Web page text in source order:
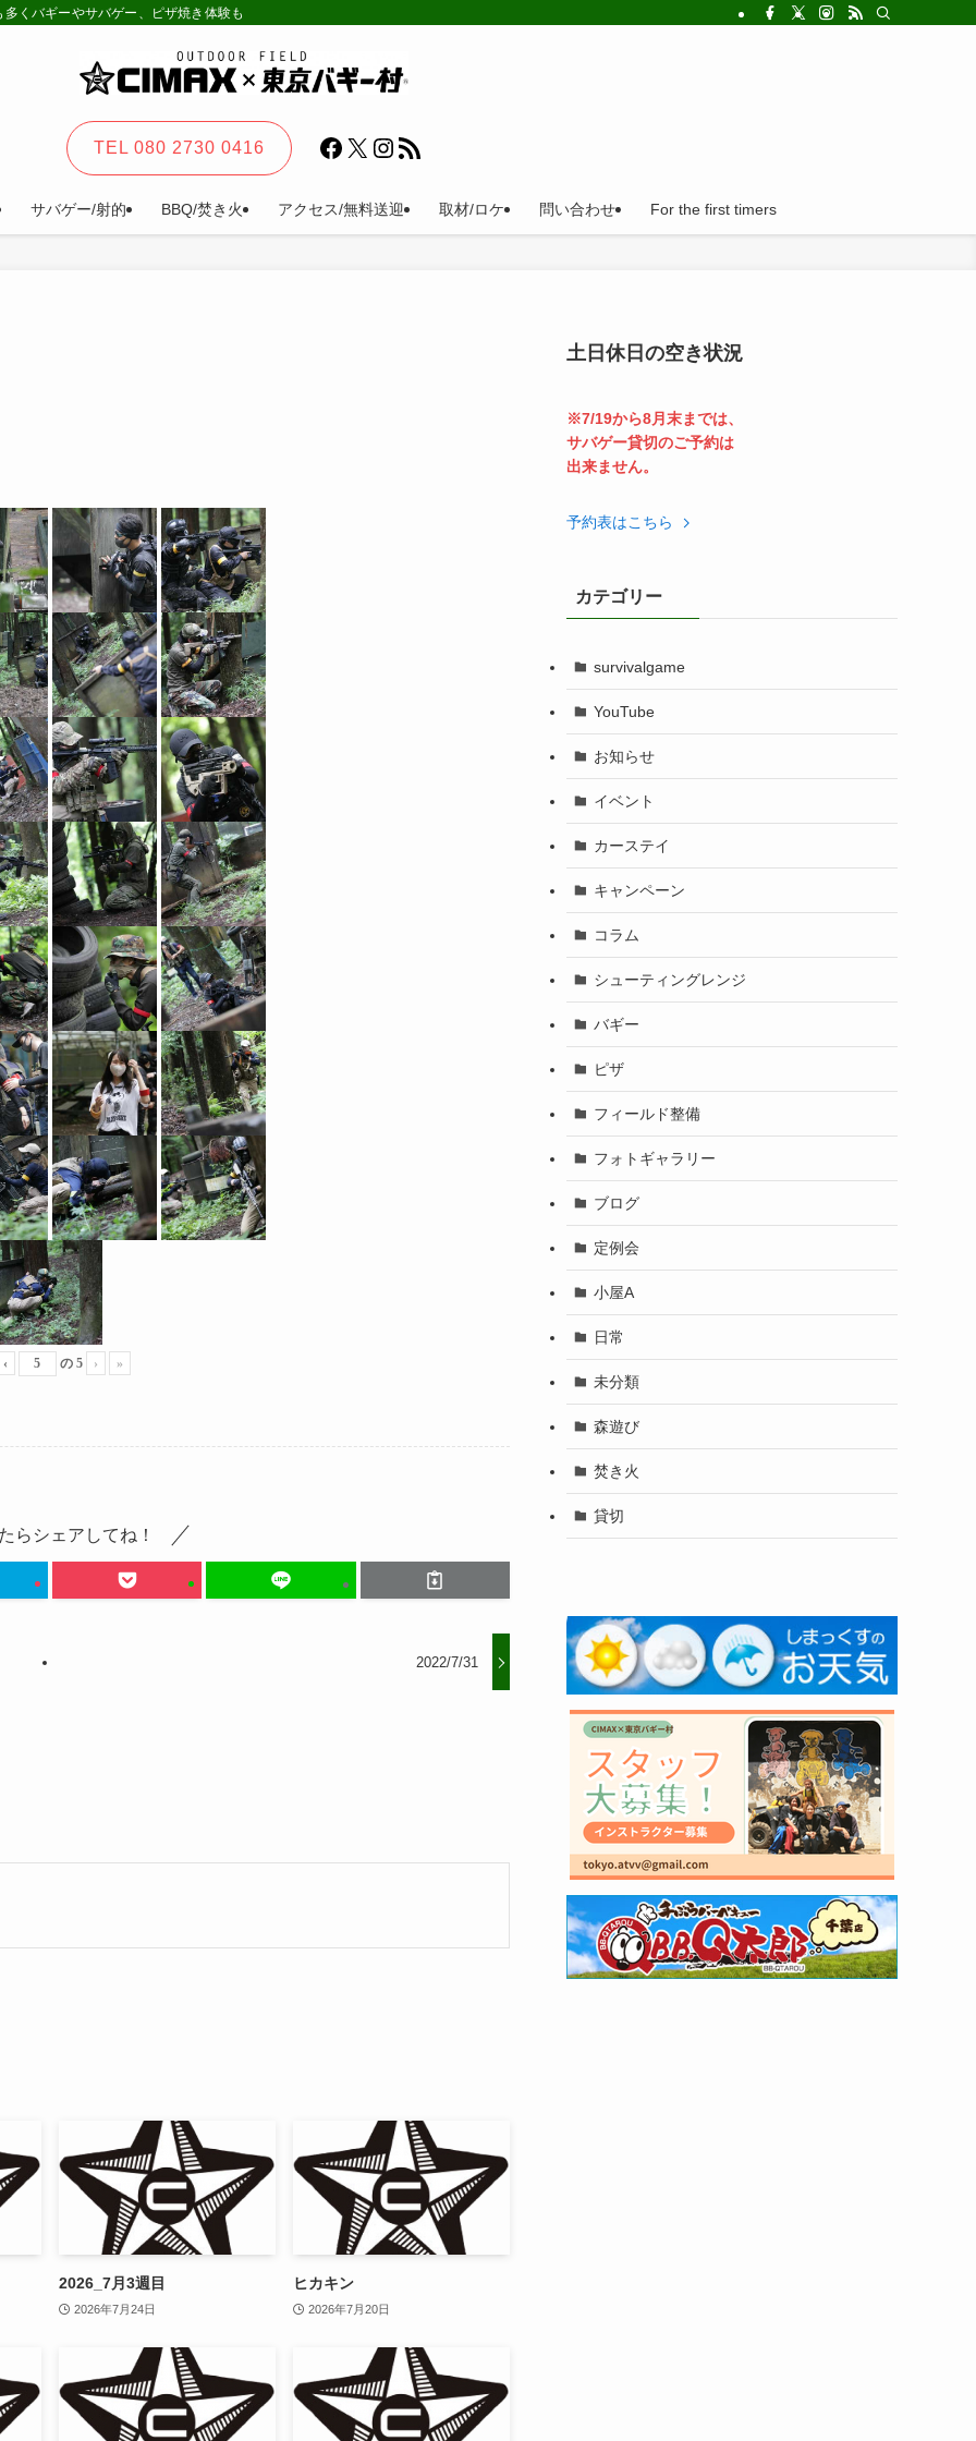
くバギーやサバゲー、ピザ焼き体験も。カーステイ、キャンプ等一日楽しめる!法人の福利厚生利用にとても便利。
サバゲー/射的 BBQ/焚き火 アクセス/無料送迎 取材/ロケ 問い合わせ For the first timers
TEL 080 2730 0416 Facebook
X Instagram
RSS フィード
‹ の 5 › »
らシェアしてね！
2022/7/31
2026_7月3週目
2026年7月24日
ヒカキン
2026年7月20日
土日休日の空き状況
※7/19から8月末までは、
サバゲー貸切のご予約は
出来ません。
予約表はこちら
カテゴリー
survivalgame
YouTube
お知らせ
イベント
カーステイ
キャンペーン
コラム
シューティングレンジ
バギー
ピザ
フィールド整備
フォトギャラリー
ブログ
定例会
小屋A
日常
未分類
森遊び
焚き火
貸切